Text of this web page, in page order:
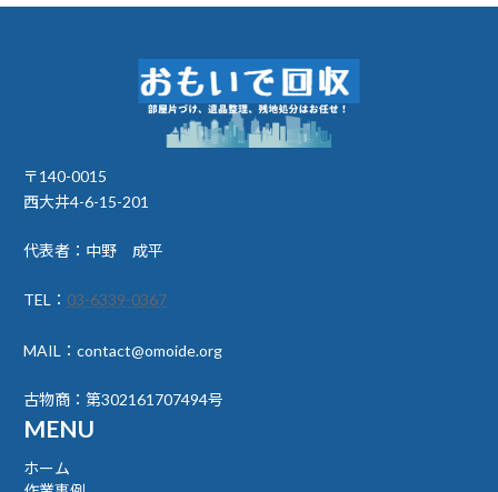
〒140-0015
西大井4-6-15-201
代表者：中野 成平
TEL： 03-6339-0367
MAIL：contact@omoide.org
古物商：第302161707494号
MENU
ホーム